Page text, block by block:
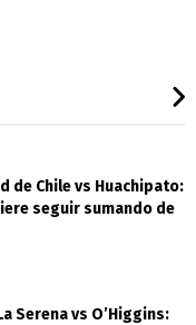
de Chile vs Huachipato:
seguir sumando de
Serena vs O’Higgins: